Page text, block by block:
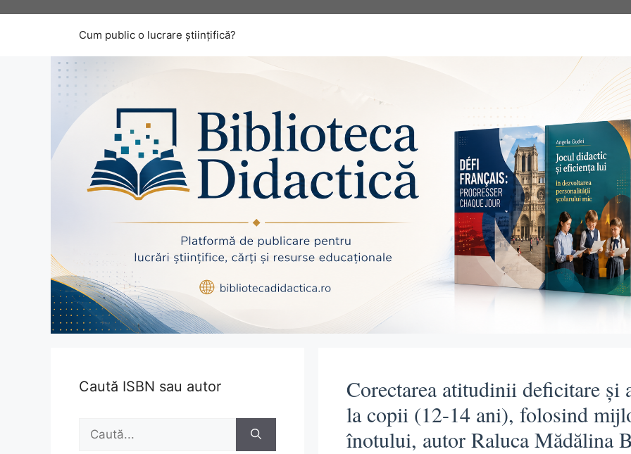
Cum public o lucrare științifică?
Corectarea atitudinii deficitare și
la copii (12-14 ani), folosind
înotului, autor Raluca Mădălina
Caută ISBN sau autor
după: